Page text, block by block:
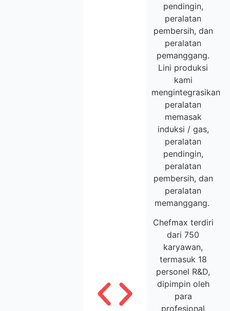
pendingin,
peralatan
pembersih, dan
peralatan
pemanggang.
Lini produksi
kami
mengintegrasikan
peralatan
memasak
induksi / gas,
peralatan
pendingin,
peralatan
pembersih, dan
peralatan
memanggang.
Chefmax terdiri
dari 750
karyawan,
termasuk 18
personel R&D,
dipimpin oleh
para
profesional